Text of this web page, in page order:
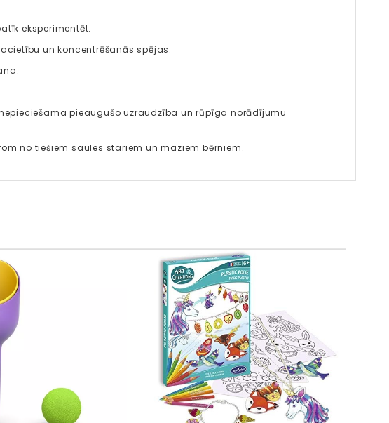
eksperimentēt.
un koncentrēšanās spējas.
pieaugušo uzraudzība un rūpīga norādījumu
no tiešiem saules stariem un maziem bērniem.